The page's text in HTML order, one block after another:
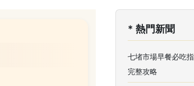
* 熱門新聞
七堵市場早餐必吃
完整攻略